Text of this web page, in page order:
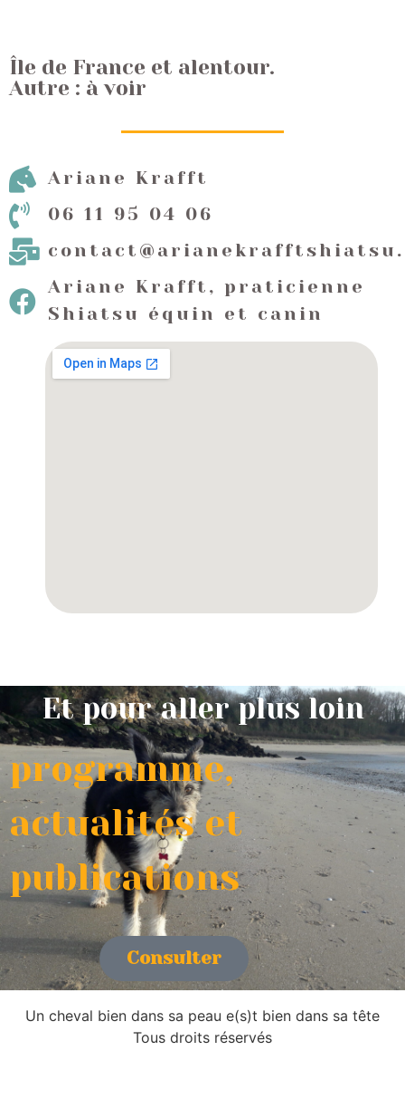
Île de France et alentour.
Autre : à voir
Ariane Krafft
06 11 95 04 06
Ariane Krafft, praticienne
Shiatsu équin et canin
Et pour aller plus loin
programme,
actualités et
publications
Consulter
Un cheval bien dans sa peau e(s)t bien dans sa tête
Tous droits réservés